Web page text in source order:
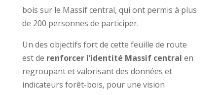
bois sur le Massif central, qui ont permis à plus
de 200 personnes de participer.
Un des objectifs fort de cette feuille de route
est de renforcer l’identité Massif central en
regroupant et valorisant des données et
indicateurs forêt-bois, pour une vision